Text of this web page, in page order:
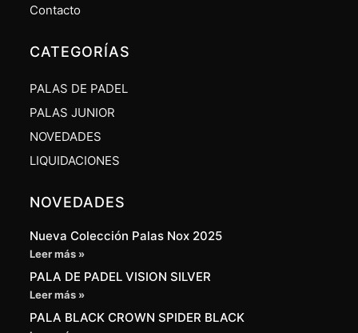
Contacto
CATEGORÍAS
PALAS DE PADEL
PALAS JUNIOR
NOVEDADES
LIQUIDACIONES
NOVEDADES
Nueva Colección Palas Nox 2025
Leer más »
PALA DE PADEL VISION SILVER
Leer más »
PALA BLACK CROWN SPIDER BLACK